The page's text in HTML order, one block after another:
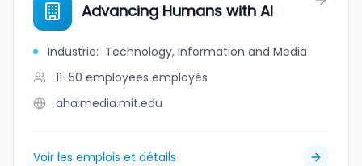
Advancing Humans with AI
Industrie: Technology, Information and Media
11-50 employees employés
aha.media.mit.edu
Voir les emplois et détails